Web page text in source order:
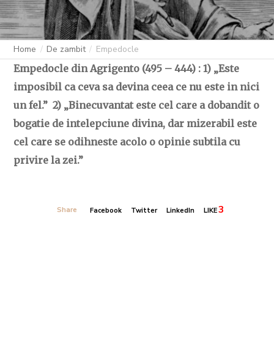
Home De zambit Empedocle
Empedocle din Agrigento (495 – 444) : 1) „Este
imposibil ca ceva sa devina ceea ce nu este in nici
un fel.” 2) „Binecuvantat este cel care a dobandit o
bogatie de intelepciune divina, dar mizerabil este
cel care se odihneste acolo o opinie subtila cu
privire la zei.”
Share Facebook Twitter LinkedIn LIKE3